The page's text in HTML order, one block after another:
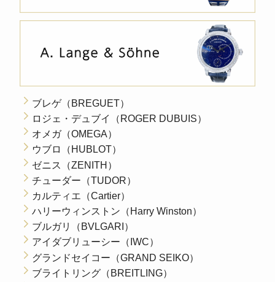
ブレゲ（BREGUET）
ロジェ・デュブイ（ROGER DUBUIS）
オメガ（OMEGA）
ウブロ（HUBLOT）
ゼニス（ZENITH）
チューダー（TUDOR）
カルティエ（Cartier）
ハリーウィンストン（Harry Winston）
ブルガリ（BVLGARI）
アイダブリューシー（IWC）
グランドセイコー（GRAND SEIKO）
ブライトリング（BREITLING）